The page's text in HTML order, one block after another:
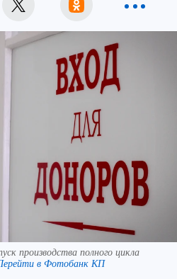
производства полного цикла
в Фотобанк КП